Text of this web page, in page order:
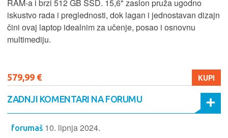
RAM-a i brzi 512 GB SSD. 15,6" zaslon pruža ugodno
iskustvo rada i preglednosti, dok lagan i jednostavan dizajn
čini ovaj laptop idealnim za učenje, posao i osnovnu
multimediju.
579,99 € KUPI
ZADNJI KOMENTARI NA FORUMU
forumaš 10. lipnja 2024.